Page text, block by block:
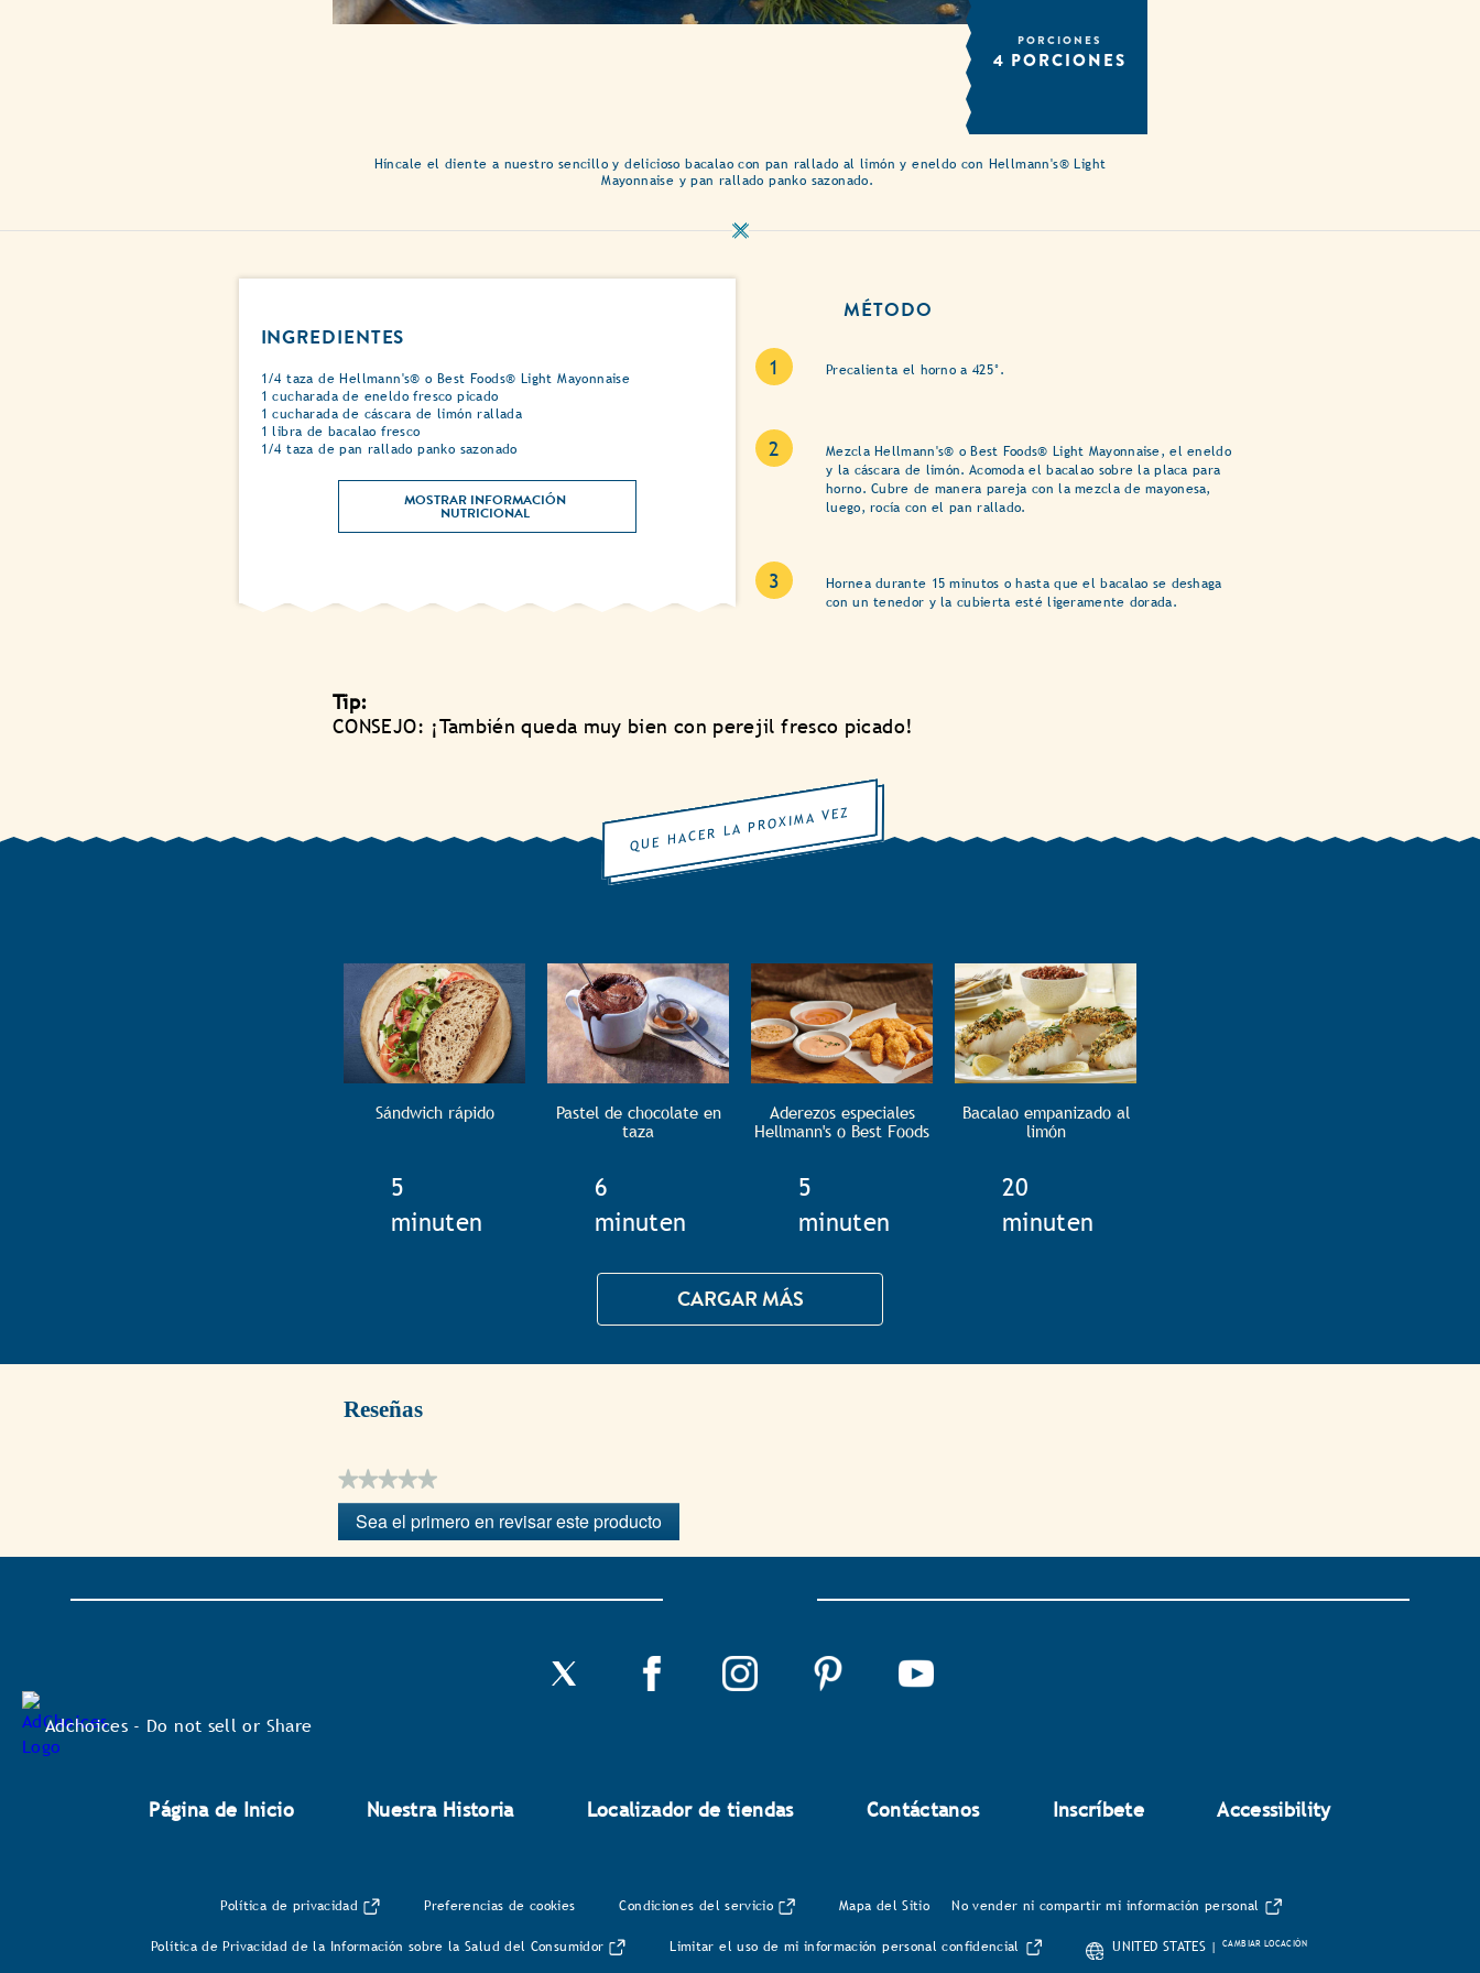
PORCIONES
4 PORCIONES
Híncale el diente a nuestro sencillo y delicioso bacalao con pan rallado al limón y eneldo con Hellmann's® Light
Mayonnaise y pan rallado panko sazonado.
INGREDIENTES
1/4 taza de Hellmann's® o Best Foods® Light Mayonnaise
1 cucharada de eneldo fresco picado
1 cucharada de cáscara de limón rallada
1 libra de bacalao fresco
1/4 taza de pan rallado panko sazonado
MOSTRAR INFORMACIÓN
MÉTODO
Precalienta el horno a 425°.
Mezcla Hellmann's® o Best Foods® Light Mayonnaise, el eneldo
y la cáscara de limón. Acomoda el bacalao sobre la placa para
horno. Cubre de manera pareja con la mezcla de mayonesa,
luego, rocía con el pan rallado.
Hornea durante 15 minutos o hasta que el bacalao se deshaga
con un tenedor y la cubierta esté ligeramente dorada.
Tip:
CONSEJO: ¡También queda muy bien con perejil fresco picado!
QUE HACER LA PROXIMA VEZ
Sándwich rápido
TotalTime
5
minuten
Pastel de chocolate en
taza
TotalTime
6
minuten
Aderezos especiales
Hellmann's o Best Foods
TotalTime
5
minuten
Bacalao empanizado al
limón
TotalTime
20
minuten
CARGAR MÁS
Reseñas
★★★★★
Sin
puntuación
Sea el primero en revisar este producto
.
Con
acción
Adchoices - Do not sell or Share
Página de Inicio Nuestra Historia Localizador de tiendas Contáctanos Inscríbete Accessibility
Política de privacidad Preferencias de cookies Condiciones del servicio Mapa del Sitio No vender ni compartir mi información personal
Política de Privacidad de la Información sobre la Salud del Consumidor Limitar el uso de mi información personal confidencial UNITED STATES |CAMBIAR LOCACIÓN